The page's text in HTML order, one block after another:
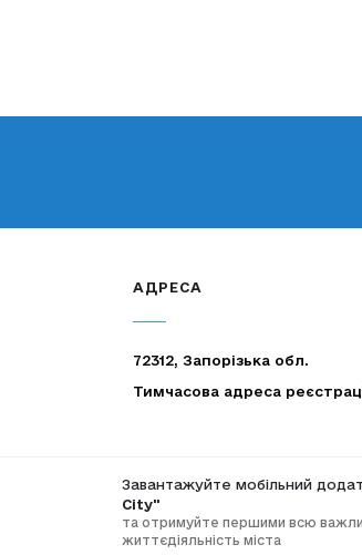
АДРЕСА
72312, Запорізька обл.
Тимчасова адреса
Завантажуйте мобільний
City"
та отримуйте першими всю
життєдіяльність міста